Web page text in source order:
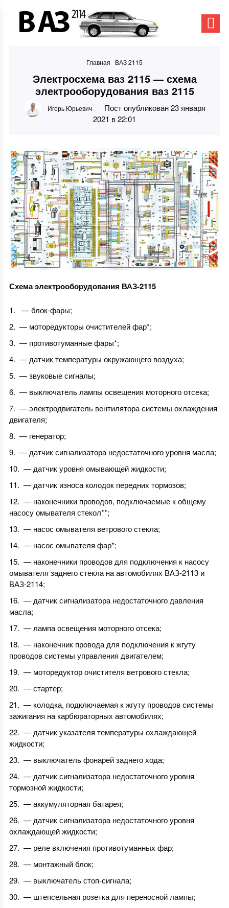
Главная ВАЗ 2115
Электросхема ваз 2115 — схема
электрооборудования ваз 2115
Игорь Юрьевич
Пост опубликован 23 января
2021 в 22:01
Схема электрооборудования ВАЗ-2115
— блок-фары;
— моторедукторы очистителей фар*;
— противотуманные фары*;
— датчик температуры окружающего воздуха;
— звуковые сигналы;
— выключатель лампы освещения моторного отсека;
— электродвигатель вентилятора системы охлаждения
двигателя;
— генератор;
— датчик сигнализатора недостаточного уровня масла;
— датчик уровня омывающей жидкости;
— датчик износа колодок передних тормозов;
— наконечники проводов, подключаемые к общему
насосу омывателя стекол**;
— насос омывателя ветрового стекла;
— насос омывателя фар*;
— наконечники проводов для подключения к насосу
омывателя заднего стекла на автомобилях ВАЗ-2113 и
ВАЗ-2114;
— датчик сигнализатора недостаточного давления
масла;
— лампа освещения моторного отсека;
— наконечник провода для подключения к жгуту
проводов системы управления двигателем;
— моторедуктор очистителя ветрового стекла;
— стартер;
— колодка, подключаемая к жгуту проводов системы
зажигания на карбюраторных автомобилях;
— датчик указателя температуры охлаждающей
жидкости;
— выключатель фонарей заднего хода;
— датчик сигнализатора недостаточного уровня
тормозной жидкости;
— аккумуляторная батарея;
— датчик сигнализатора недостаточного уровня
охлаждающей жидкости;
— реле включения противотуманных фар;
— монтажный блок;
— выключатель стоп-сигнала;
— штепсельная розетка для переносной лампы;